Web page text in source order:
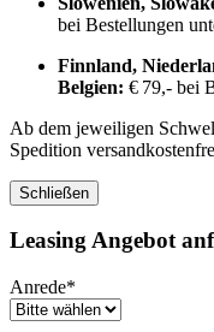
bei Bestellungen
Finnland,
Belgien: € 79,- bei
Ab dem jeweiligen
Spedition
Schließen
Leasing Angebot
Anrede*